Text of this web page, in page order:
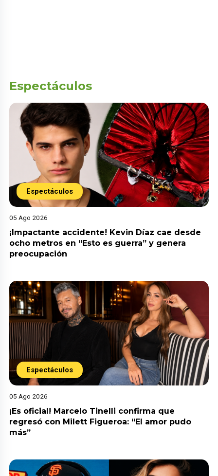
Espectáculos
Espectáculos
05 Ago 2026
¡Impactante accidente! Kevin Díaz cae desde
ocho metros en “Esto es guerra” y genera
preocupación
Espectáculos
05 Ago 2026
¡Es oficial! Marcelo Tinelli confirma que
regresó con Milett Figueroa: “El amor pudo
más”